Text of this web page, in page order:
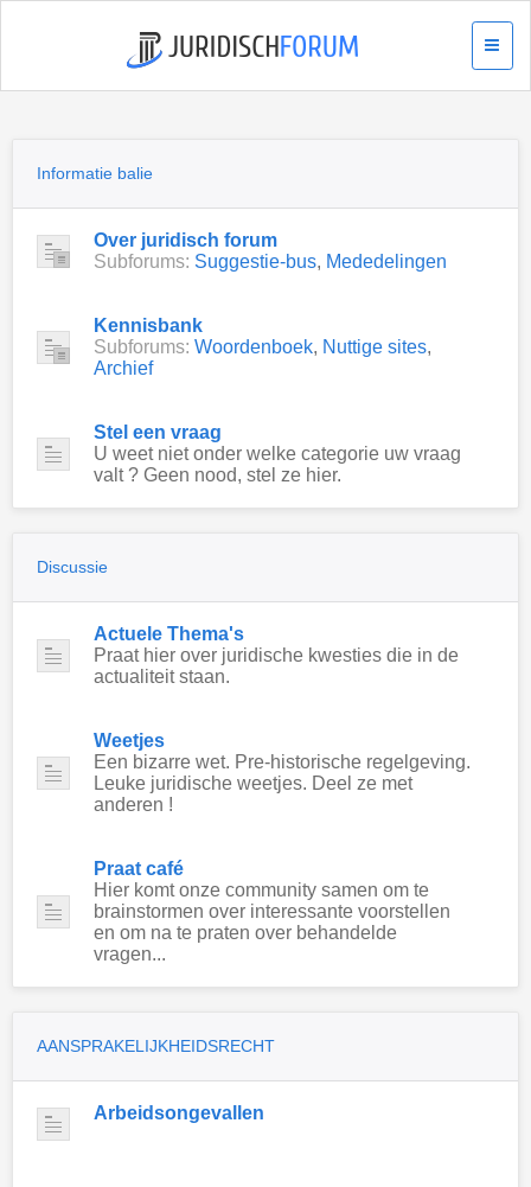
Informatie balie
Over juridisch forum
Subforums: Suggestie-bus, Mededelingen
Kennisbank
Subforums: Woordenboek, Nuttige sites,
Archief
Stel een vraag
U weet niet onder welke categorie uw vraag
valt ? Geen nood, stel ze hier.
Discussie
Actuele Thema's
Praat hier over juridische kwesties die in de
actualiteit staan.
Weetjes
Een bizarre wet. Pre-historische regelgeving.
Leuke juridische weetjes. Deel ze met
anderen !
Praat café
Hier komt onze community samen om te
brainstormen over interessante voorstellen
en om na te praten over behandelde
vragen...
AANSPRAKELIJKHEIDSRECHT
Arbeidsongevallen